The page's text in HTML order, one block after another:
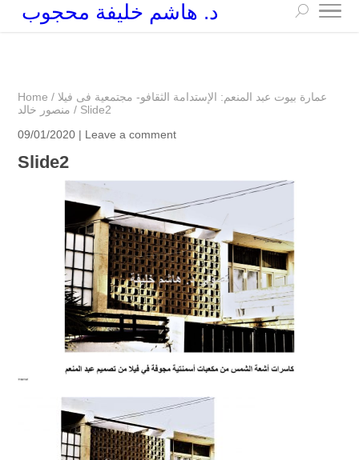
د. هاشم خليفة محجوب
Home / عمارة بيوت عبد المنعم: الإستدامة الثقافو- مجتمعية فى فيلا
منصور خالد / Slide2
09/01/2020 | Leave a comment
Slide2